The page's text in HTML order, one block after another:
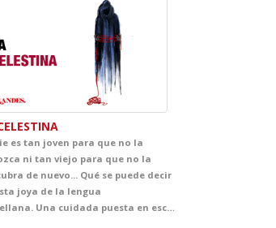
es tan joven para que no la
ni tan viejo para que no la
de nuevo... Qué se puede decir
joya de la lengua
castellana. Una cuidada puesta en escena al servicio de los matices de un texto que ha llegado a convertirse en un estandarte de nuestra mejor literatura. Casi quinientos años después de haber sido escrita, esta obra nos demuestra lo poco que ha cambiado la esencia de las pasiones humanas, y el precio que se puede llegar a pagar por creer dominarlas.